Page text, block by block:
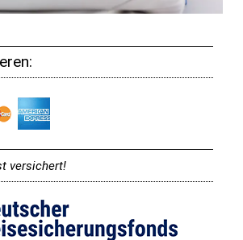
versichert!